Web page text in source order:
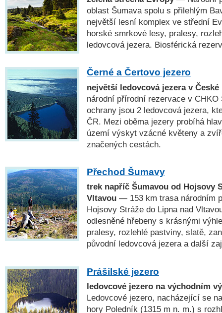
oblast Šumava spolu s přilehlým
největší lesní komplex ve střední
horské smrkové lesy, pralesy,
ledovcová jezera. Biosférická
Černé a Čertovo jezero
největší ledovcová jezera v
národní přírodní rezervace v CHKO
ochrany jsou 2 ledovcová jezera,
ČR. Mezi oběma jezery probíhá
území výskyt vzácné květeny a
značených cestách.
Přechod Šumavy
trek napříč Šumavou od Hojsovy
Vltavou — 153 km trasa národním
Hojsovy Stráže do Lipna nad
odlesněné hřebeny s krásnými
pralesy, rozlehlé pastviny, slatě,
původní ledovcová jezera a další
Prášilské jezero
ledovcové jezero na východním
Ledovcové jezero, nacházející se
hory Poledník (1315 m n. m.) s